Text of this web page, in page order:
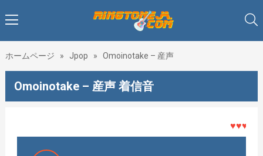
ホームページ » Jpop » Omoinotake – 産声
Omoinotake – 産声 着信音
♥♥♥着メ